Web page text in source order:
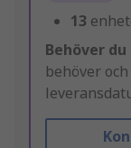
13
Behöver du
behöver